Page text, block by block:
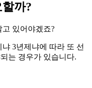
까?
있어야겠죠?
3년제냐에 따라 또 선
는 경우가 있습니다.